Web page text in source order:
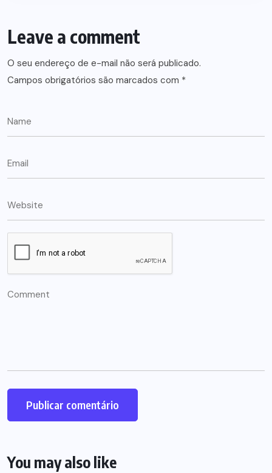
Leave a comment
O seu endereço de e-mail não será publicado.
Campos obrigatórios são marcados com *
You may also like